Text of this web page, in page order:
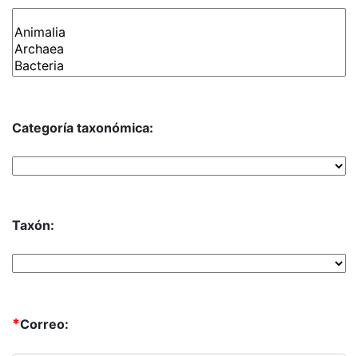
Categoría taxonómica:
Taxón:
*Correo: